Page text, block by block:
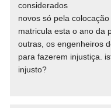
considerados
novos só pela
matricula esta o ano da
outras, os engenheiros
para fazerem injustiça.
injusto?